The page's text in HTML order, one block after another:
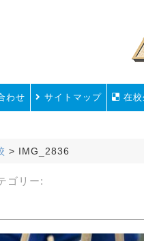
わせ サイトマップ 在
> IMG_2836
ゴリー: